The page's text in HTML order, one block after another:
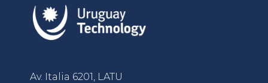
Av. Italia 6201, LATU